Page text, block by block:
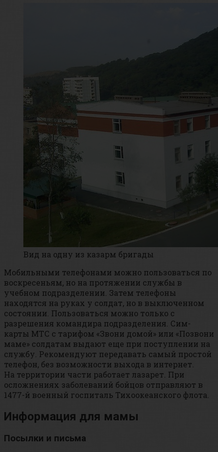
Вид на одну из казарм бригады
Мобильными телефонами можно пользоваться по
воскресеньям, но на протяжении службы в
учебном подразделении. Затем телефоны
находятся на руках у солдат, но в выключенном
состоянии. Пользоваться можно только с
разрешения командира подразделения. Сим-
карты МТС с тарифом «Звони домой» или «Позвони
маме» солдатам выдают еще при поступлении на
службу. Рекомендуют передавать самый простой
телефон, без возможности выхода в интернет.
На территории части работает лазарет. При
осложнениях заболеваний бойцов отправляют в
1477-й военный госпиталь Тихоокеанского флота.
Информация для мамы
Посылки и письма